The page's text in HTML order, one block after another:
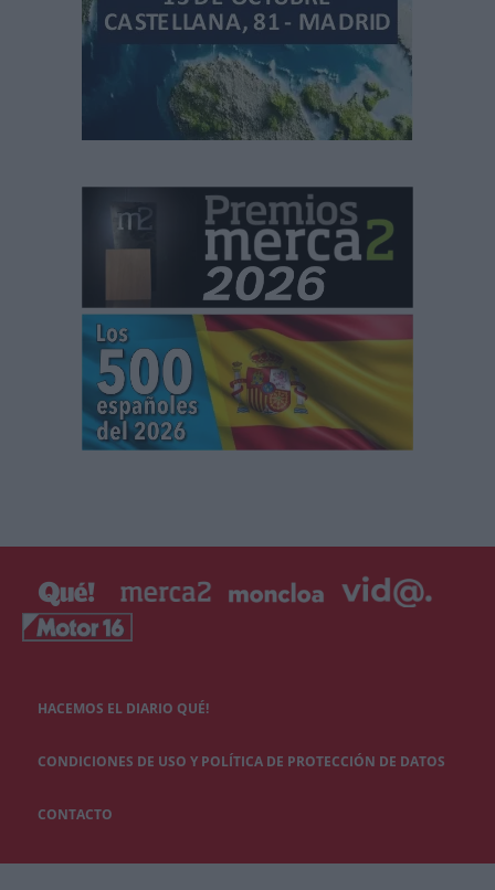
HACEMOS EL DIARIO QUÉ!
CONDICIONES DE USO Y POLÍTICA DE PROTECCIÓN DE DATOS
CONTACTO